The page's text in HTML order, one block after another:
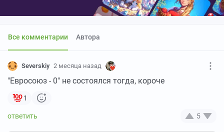
Все комментарии Автора
Severskiy 2 месяца назад
"Евросоюз - 0" не состоялся тогда, короче
1
5